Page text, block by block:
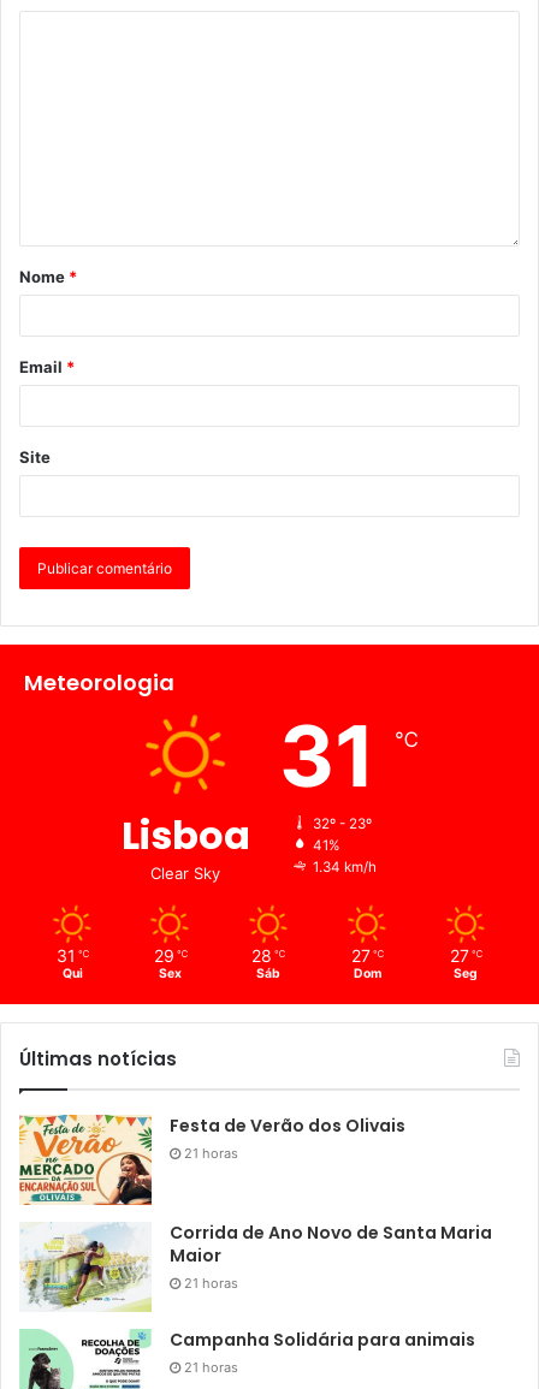
Nome *
Email *
Site
Meteorologia
Lisboa
Clear Sky
31 ℃
32º - 23º
41%
1.34 km/h
31 ℃
Qui
29 ℃
Sex
28 ℃
Sáb
27 ℃
Dom
27 ℃
Seg
Últimas notícias
Festa de Verão dos Olivais
21 horas
Corrida de Ano Novo de Santa Maria
Maior
21 horas
Campanha Solidária para animais
21 horas